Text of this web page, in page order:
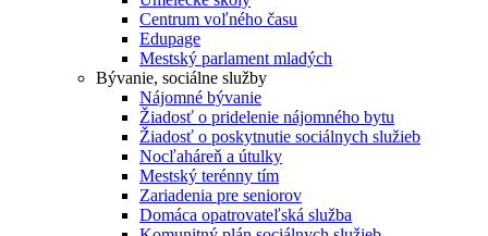
Centrum voľného času
Edupage
Mestský parlament mladých
Bývanie, sociálne služby
Nájomné bývanie
Žiadosť o pridelenie nájomného bytu
Žiadosť o poskytnutie sociálnych služieb
Nocľaháreň a útulky
Mestský terénny tím
Zariadenia pre seniorov
Domáca opatrovateľská služba